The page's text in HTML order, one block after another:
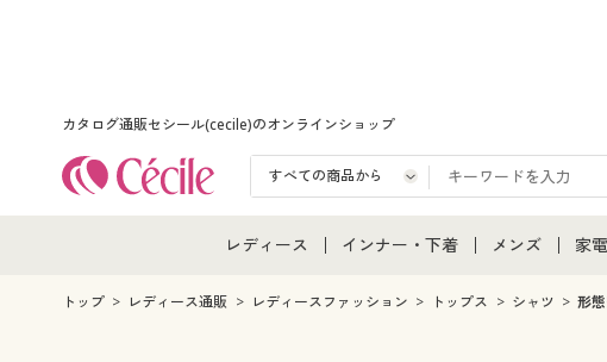
カタログ通販セシール(cecile)のオンラインショップ
レディース
レディース通販すべて
インナー・下着
インナー・下着通販すべて
メンズ
メンズ通販す
家
家
トップ レディース通販 レディースファッション トップス シャツ 形